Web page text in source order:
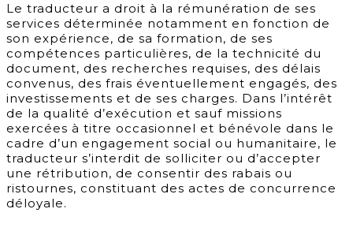
Le traducteur a droit à la rémunération de ses
services déterminée notamment en fonction de
son expérience, de sa formation, de ses
compétences particulières, de la technicité du
document, des recherches requises, des délais
convenus, des frais éventuellement engagés, des
investissements et de ses charges. Dans l’intérêt
de la qualité d’exécution et sauf missions
exercées à titre occasionnel et bénévole dans le
cadre d’un engagement social ou humanitaire, le
traducteur s’interdit de solliciter ou d’accepter
une rétribution, de consentir des rabais ou
ristournes, constituant des actes de concurrence
déloyale.